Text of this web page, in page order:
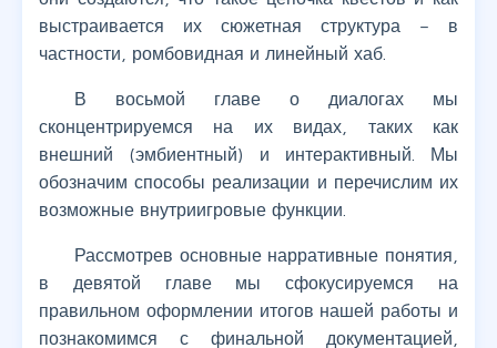
выстраивается их сюжетная структура – в
частности, ромбовидная и линейный хаб.
В восьмой главе о диалогах мы
сконцентрируемся на их видах, таких как
внешний (эмбиентный) и интерактивный. Мы
обозначим способы реализации и перечислим их
возможные внутриигровые функции.
Рассмотрев основные нарративные понятия,
в девятой главе мы сфокусируемся на
правильном оформлении итогов нашей работы и
познакомимся с финальной документацией,